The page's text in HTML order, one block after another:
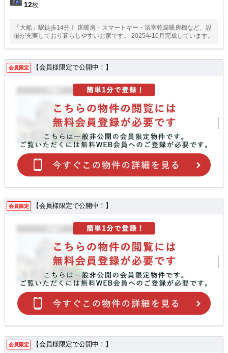
12枚
「大船」駅徒歩14分！ 床暖房・スマートキー・浴室乾燥暖房機など、設
備が充実しており暮らしやすいお家です。 2025年10月完成しています。
会員限定 【会員様限定で公開中！】
会員限定 【会員様限定で公開中！】
会員限定 【会員様限定で公開中！】